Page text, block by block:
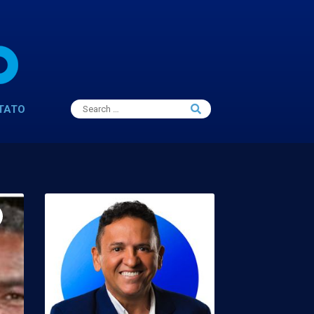
Search
for:
Search